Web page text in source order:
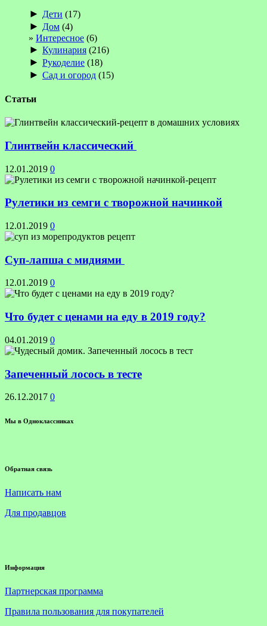
► Дети (17)
► Дом (4)
Интересное (6)
► Кулинария (216)
► Рукоделие (18)
► Сад и огород (15)
Статьи
Глинтвейн классический
12.01.2019 0
Рулетики из семги с творожной начинкой
12.01.2019 0
Суп-лапша с мидиями
12.01.2019 0
Что будет с ценами на еду в 2019 году?
04.01.2019 0
Запеченный лосось в тесте
26.12.2017 0
Мы в Одноклассниках
Обратная связь
Написать нам
Для продавцов
Информация
Партнерская программа
Правила пользования для покупателей